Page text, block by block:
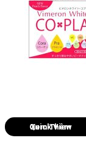
Quick View